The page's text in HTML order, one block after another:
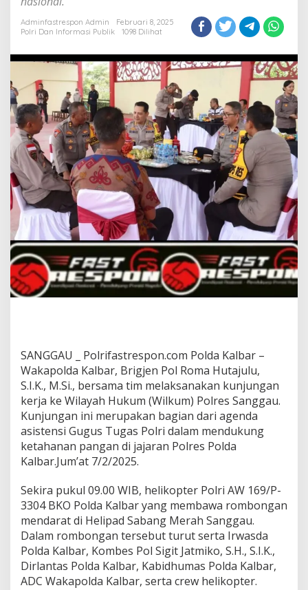
Adminfastrespon Admin
Februari 8, 2025
Polri Dan Informasi Publik
1098 Dilihat
SANGGAU _ Polrifastrespon.com Polda Kalbar –
Wakapolda Kalbar, Brigjen Pol Roma Hutajulu,
S.I.K., M.Si., bersama tim melaksanakan kunjungan
kerja ke Wilayah Hukum (Wilkum) Polres Sanggau.
Kunjungan ini merupakan bagian dari agenda
asistensi Gugus Tugas Polri dalam mendukung
ketahanan pangan di jajaran Polres Polda
Kalbar.Jum’at 7/2/2025.
Sekira pukul 09.00 WIB, helikopter Polri AW 169/P-
3304 BKO Polda Kalbar yang membawa rombongan
mendarat di Helipad Sabang Merah Sanggau.
Dalam rombongan tersebut turut serta Irwasda
Polda Kalbar, Kombes Pol Sigit Jatmiko, S.H., S.I.K.,
Dirlantas Polda Kalbar, Kabidhumas Polda Kalbar,
ADC Wakapolda Kalbar, serta crew helikopter.